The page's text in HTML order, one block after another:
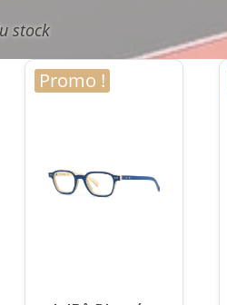
stock
Promo !